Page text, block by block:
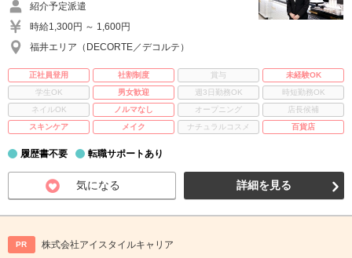
紹介予定派遣
時給1,300円 ～ 1,600円
福井エリア（DECORTE／デコルテ）
正社員登用 社割制度 賞与
未経験OK
学生OK
男女歓迎 週3日勤務OK
時短勤務OK
ネイルOK
ノルマなし オープニング
店長候補
スキンケア
メイク ナチュラルコスメ 百貨店
履歴書不要 転職サポートあり
気になる 詳細を見る
PR 株式会社アイスタイルキャリア